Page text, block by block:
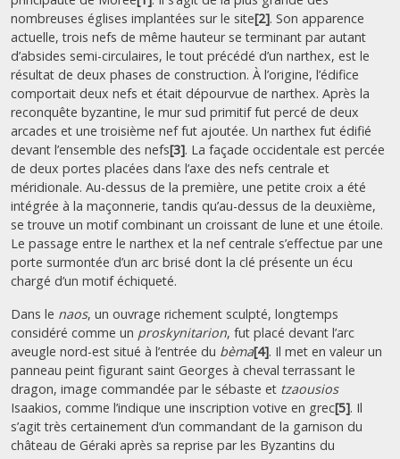
nombreuses églises implantées sur le site[2]. Son apparence
actuelle, trois nefs de même hauteur se terminant par autant
d’absides semi-circulaires, le tout précédé d’un narthex, est le
résultat de deux phases de construction. À l’origine, l’édifice
comportait deux nefs et était dépourvue de narthex. Après la
reconquête byzantine, le mur sud primitif fut percé de deux
arcades et une troisième nef fut ajoutée. Un narthex fut édifié
devant l’ensemble des nefs[3]. La façade occidentale est percée
de deux portes placées dans l’axe des nefs centrale et
méridionale. Au-dessus de la première, une petite croix a été
intégrée à la maçonnerie, tandis qu’au-dessus de la deuxième,
se trouve un motif combinant un croissant de lune et une étoile.
Le passage entre le narthex et la nef centrale s’effectue par une
porte surmontée d’un arc brisé dont la clé présente un écu
chargé d’un motif échiqueté.
Dans le naos, un ouvrage richement sculpté, longtemps
considéré comme un proskynitarion, fut placé devant l’arc
aveugle nord-est situé à l’entrée du bèma[4]. Il met en valeur un
panneau peint figurant saint Georges à cheval terrassant le
dragon, image commandée par le sébaste et tzaousios
Isaakios, comme l’indique une inscription votive en grec[5]. Il
s’agit très certainement d’un commandant de la garnison du
château de Géraki après sa reprise par les Byzantins du